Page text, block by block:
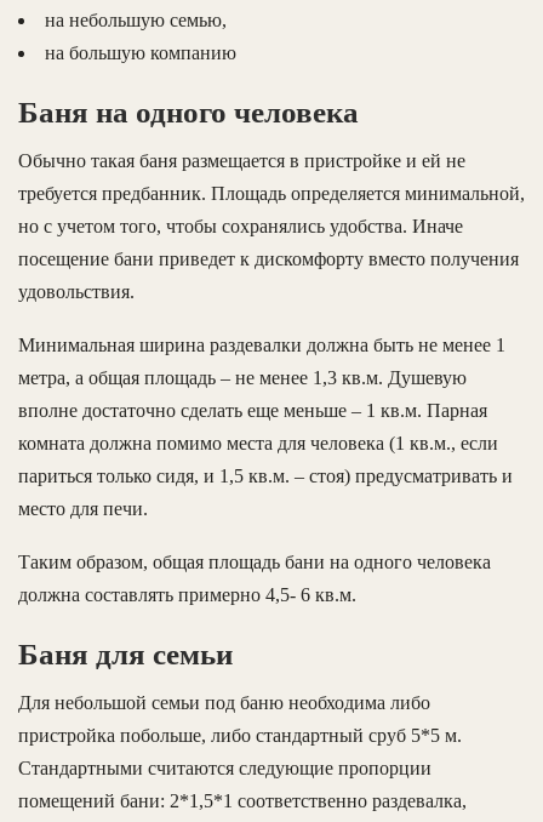
на небольшую семью,
на большую компанию
Баня на одного человека
Обычно такая баня размещается в пристройке и ей не
требуется предбанник. Площадь определяется минимальной,
но с учетом того, чтобы сохранялись удобства. Иначе
посещение бани приведет к дискомфорту вместо получения
удовольствия.
Минимальная ширина раздевалки должна быть не менее 1
метра, а общая площадь – не менее 1,3 кв.м. Душевую
вполне достаточно сделать еще меньше – 1 кв.м. Парная
комната должна помимо места для человека (1 кв.м., если
париться только сидя, и 1,5 кв.м. – стоя) предусматривать и
место для печи.
Таким образом, общая площадь бани на одного человека
должна составлять примерно 4,5- 6 кв.м.
Баня для семьи
Для небольшой семьи под баню необходима либо
пристройка побольше, либо стандартный сруб 5*5 м.
Стандартными считаются следующие пропорции
помещений бани: 2*1,5*1 соответственно раздевалка,